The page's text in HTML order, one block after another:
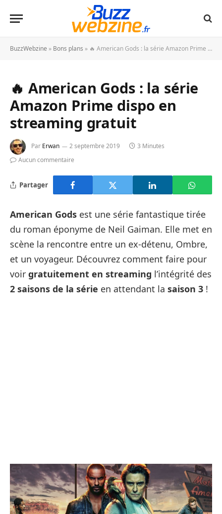
BuzzWebzine » Bons plans » 🔥 American Gods : la série Amazon Prime dispo en streaming gratuit
🔥 American Gods : la série
Amazon Prime dispo en
streaming gratuit
Par Erwan 2 septembre 2019
3 Minutes
Aucun commentaire
Partager
American Gods est une série fantastique tirée
du roman éponyme de Neil Gaiman. Elle met en
scène la rencontre entre un ex-détenu, Ombre,
et un voyageur. Découvrez comment faire pour
voir gratuitement en streaming l’intégrité des
2 saisons de la série en attendant la saison 3 !